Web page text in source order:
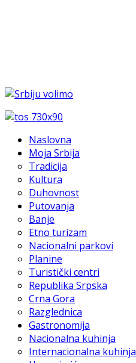
Naslovna
Moja Srbija
Tradicija
Kultura
Duhovnost
Putovanja
Banje
Etno turizam
Nacionalni parkovi
Planine
Turistički centri
Republika Srpska
Crna Gora
Razglednica
Gastronomija
Nacionalna kuhinja
Internacionalna kuhinja